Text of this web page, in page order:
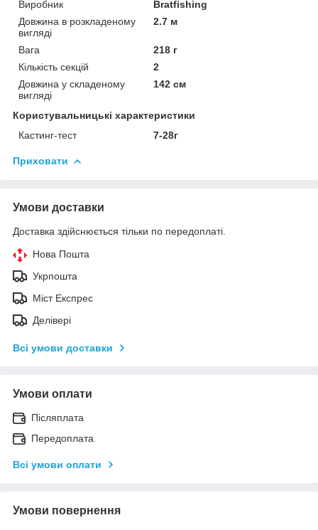
Виробник
Bratfishing
Довжина в розкладеному
вигляді
2.7 м
Вага
218 г
Кількість секцій
2
Довжина у складеному
вигляді
142 см
Користувальницькі характеристики
Кастинг-тест
7-28г
Приховати
Умови доставки
Доставка здійснюється тільки по передоплаті.
Нова Пошта
Укрпошта
Міст Експрес
Делівері
Всі умови доставки
Умови оплати
Післяплата
Передоплата
Всі умови оплати
Умови повернення